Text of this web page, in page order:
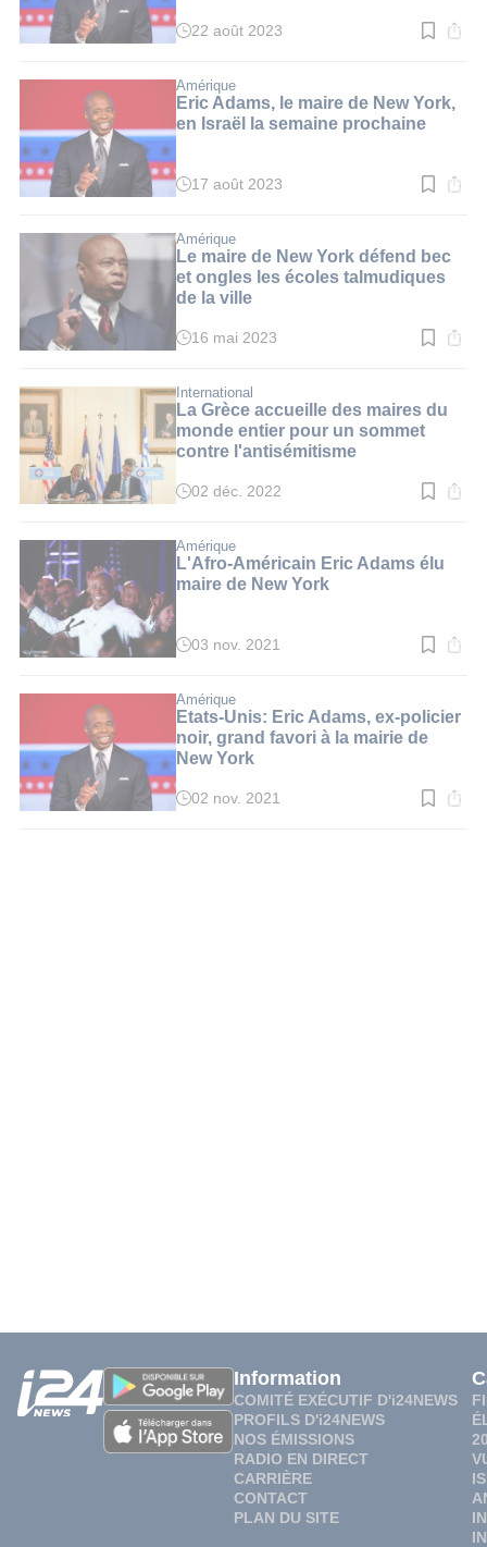
Temps
:
3
min.
22 août 2023
Amérique
Eric Adams, le maire de New York,
en Israël la semaine prochaine
Temps
:
2
min.
17 août 2023
Amérique
Le maire de New York défend bec
et ongles les écoles talmudiques
de la ville
Temps
:
4
min.
16 mai 2023
International
La Grèce accueille des maires du
monde entier pour un sommet
contre l'antisémitisme
Temps
:
3
min.
02 déc. 2022
Amérique
L'Afro-Américain Eric Adams élu
maire de New York
Temps
:
2
min.
03 nov. 2021
Amérique
Etats-Unis: Eric Adams, ex-policier
noir, grand favori à la mairie de
New York
Temps
02 nov. 2021
Information
COMITÉ EXÉCUTIF D'i24NEWS
PROFILS D'i24NEWS
NOS ÉMISSIONS
RADIO EN DIRECT
CARRIÈRE
CONTACT
PLAN DU SITE